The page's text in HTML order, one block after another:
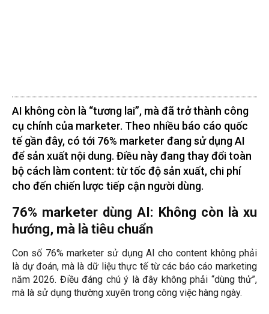
AI không còn là “tương lai”, mà đã trở thành công
cụ chính của marketer. Theo nhiều báo cáo quốc
tế gần đây, có tới 76% marketer đang sử dụng AI
để sản xuất nội dung. Điều này đang thay đổi toàn
bộ cách làm content: từ tốc độ sản xuất, chi phí
cho đến chiến lược tiếp cận người dùng.
76% marketer dùng AI: Không còn là xu
hướng, mà là tiêu chuẩn
Con số 76% marketer sử dụng AI cho content không phải
là dự đoán, mà là dữ liệu thực tế từ các báo cáo marketing
năm 2026. Điều đáng chú ý là đây không phải “dùng thử”,
mà là sử dụng thường xuyên trong công việc hàng ngày.